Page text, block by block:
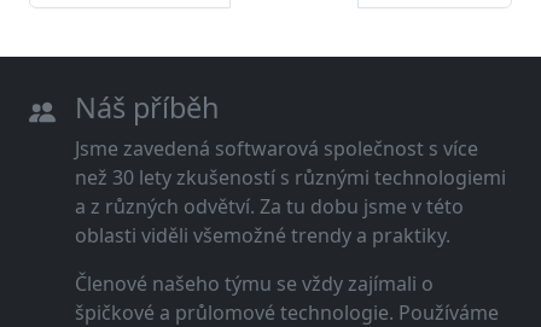
Náš příběh
Jsme zavedená softwarová společnost s více
než 30 lety zkušeností s různými technologiemi
a z různých odvětví. Za tu dobu jsme v této
oblasti viděli všemožné trendy a praktiky.
Členové našeho týmu se vždy zajímali o
špičkové a průlomové technologie. Používáme